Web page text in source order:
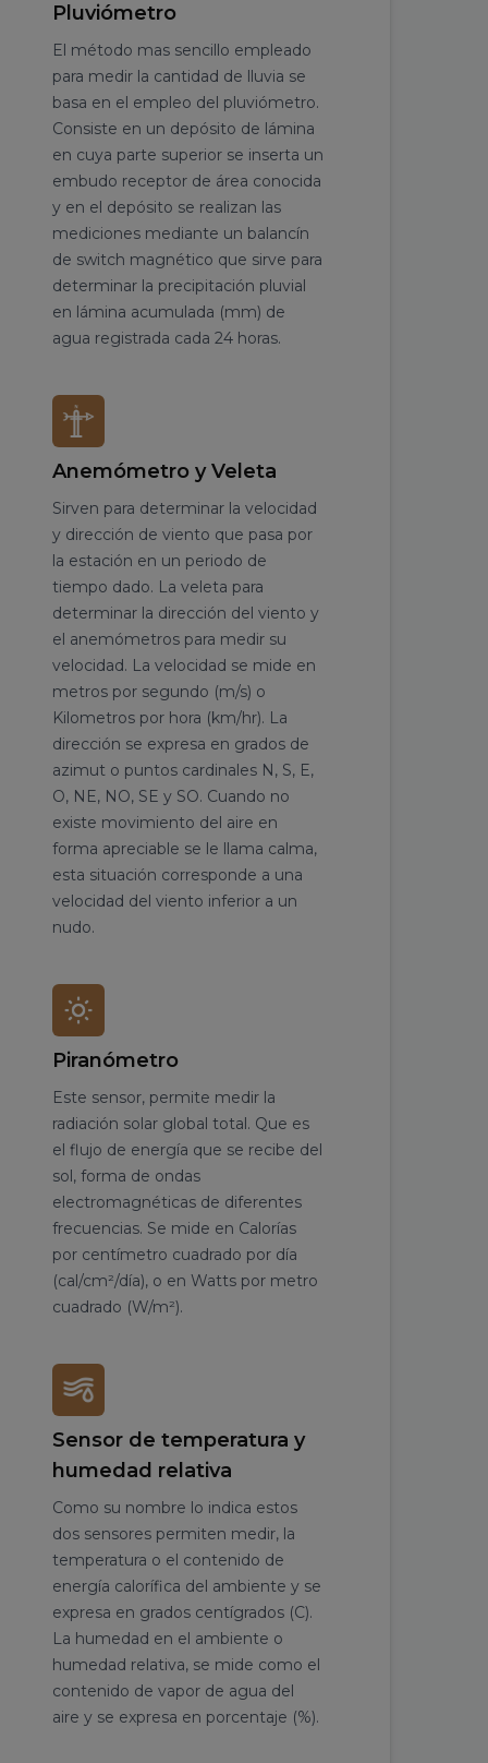
Pluviómetro
El método mas sencillo empleado
para medir la cantidad de lluvia se
basa en el empleo del pluviómetro.
Consiste en un depósito de lámina
en cuya parte superior se inserta un
embudo receptor de área conocida
y en el depósito se realizan las
mediciones mediante un balancín
de switch magnético que sirve para
determinar la precipitación pluvial
en lámina acumulada (mm) de
agua registrada cada 24 horas.
Anemómetro y Veleta
Sirven para determinar la velocidad
y dirección de viento que pasa por
la estación en un periodo de
tiempo dado. La veleta para
determinar la dirección del viento y
el anemómetros para medir su
velocidad. La velocidad se mide en
metros por segundo (m/s) o
Kilometros por hora (km/hr). La
dirección se expresa en grados de
azimut o puntos cardinales N, S, E,
O, NE, NO, SE y SO. Cuando no
existe movimiento del aire en
forma apreciable se le llama calma,
esta situación corresponde a una
velocidad del viento inferior a un
nudo.
Piranómetro
Este sensor, permite medir la
radiación solar global total. Que es
el flujo de energía que se recibe del
sol, forma de ondas
electromagnéticas de diferentes
frecuencias. Se mide en Calorías
por centímetro cuadrado por día
(cal/cm²/día), o en Watts por metro
cuadrado (W/m²).
Sensor de temperatura y
humedad relativa
Como su nombre lo indica estos
dos sensores permiten medir, la
temperatura o el contenido de
energía calorífica del ambiente y se
expresa en grados centígrados (C).
La humedad en el ambiente o
humedad relativa, se mide como el
contenido de vapor de agua del
aire y se expresa en porcentaje (%).